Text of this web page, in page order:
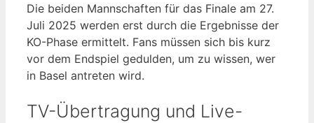
Die beiden Mannschaften für das Finale am 27.
Juli 2025 werden erst durch die Ergebnisse der
KO-Phase ermittelt. Fans müssen sich bis kurz
vor dem Endspiel gedulden, um zu wissen, wer
in Basel antreten wird.
TV-Übertragung und Live-